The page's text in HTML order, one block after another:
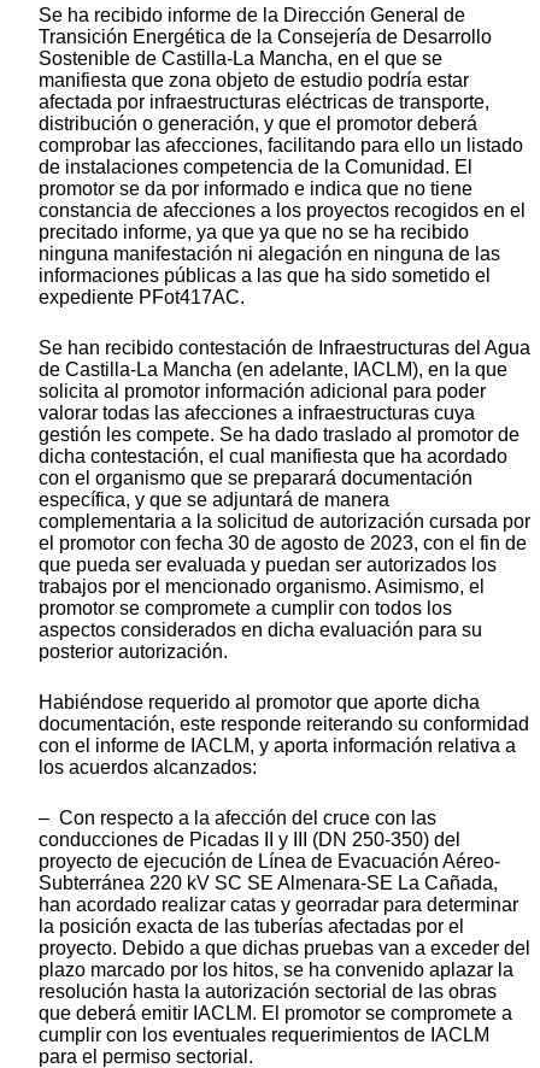
Se ha recibido informe de la Dirección General de
Transición Energética de la Consejería de Desarrollo
Sostenible de Castilla-La Mancha, en el que se
manifiesta que zona objeto de estudio podría estar
afectada por infraestructuras eléctricas de transporte,
distribución o generación, y que el promotor deberá
comprobar las afecciones, facilitando para ello un listado
de instalaciones competencia de la Comunidad. El
promotor se da por informado e indica que no tiene
constancia de afecciones a los proyectos recogidos en el
precitado informe, ya que ya que no se ha recibido
ninguna manifestación ni alegación en ninguna de las
informaciones públicas a las que ha sido sometido el
expediente PFot417AC.
Se han recibido contestación de Infraestructuras del Agua
de Castilla-La Mancha (en adelante, IACLM), en la que
solicita al promotor información adicional para poder
valorar todas las afecciones a infraestructuras cuya
gestión les compete. Se ha dado traslado al promotor de
dicha contestación, el cual manifiesta que ha acordado
con el organismo que se preparará documentación
específica, y que se adjuntará de manera
complementaria a la solicitud de autorización cursada por
el promotor con fecha 30 de agosto de 2023, con el fin de
que pueda ser evaluada y puedan ser autorizados los
trabajos por el mencionado organismo. Asimismo, el
promotor se compromete a cumplir con todos los
aspectos considerados en dicha evaluación para su
posterior autorización.
Habiéndose requerido al promotor que aporte dicha
documentación, este responde reiterando su conformidad
con el informe de IACLM, y aporta información relativa a
los acuerdos alcanzados:
– Con respecto a la afección del cruce con las
conducciones de Picadas II y III (DN 250-350) del
proyecto de ejecución de Línea de Evacuación Aéreo-
Subterránea 220 kV SC SE Almenara-SE La Cañada,
han acordado realizar catas y georradar para determinar
la posición exacta de las tuberías afectadas por el
proyecto. Debido a que dichas pruebas van a exceder del
plazo marcado por los hitos, se ha convenido aplazar la
resolución hasta la autorización sectorial de las obras
que deberá emitir IACLM. El promotor se compromete a
cumplir con los eventuales requerimientos de IACLM
para el permiso sectorial.